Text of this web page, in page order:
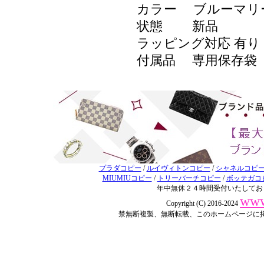
カラー ブルーマリ
状態 新品
ラッピング対応 有
付属品 専用保存袋
プラダコピー / ルイヴィトンコピー / シャネルコピ
MIUMIUコピー / トリーバーチコピー /ボッテガコ
年中無休２４時間受付いたして
Copyright (C) 2016-2024
禁無断複製、無断転載、このホームページ